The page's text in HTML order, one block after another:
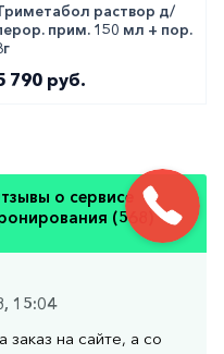
раствор д/
прим. 150 мл + пор.
790 руб.
о сервисе
(568)
15:04
заказ на сайте, а со